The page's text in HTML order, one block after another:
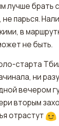
лучше брать
парься.
в
не быть.
старта
ни
вечером
вторым
отрастут